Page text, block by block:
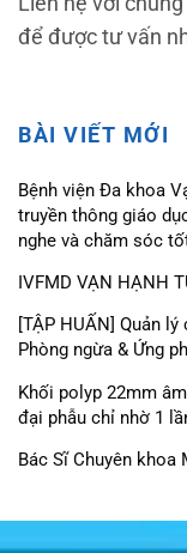
để được tư vấn
BÀI VIẾT MỚI
Bệnh viện Đa khoa
truyền thông giáo
nghe và chăm sóc
IVFMD VẠN HẠNH
[TẬP HUẤN] Quản
Phòng ngừa & Ứng
Khối polyp 22mm
đại phẫu chỉ nhờ 1
Bác Sĩ Chuyên khoa